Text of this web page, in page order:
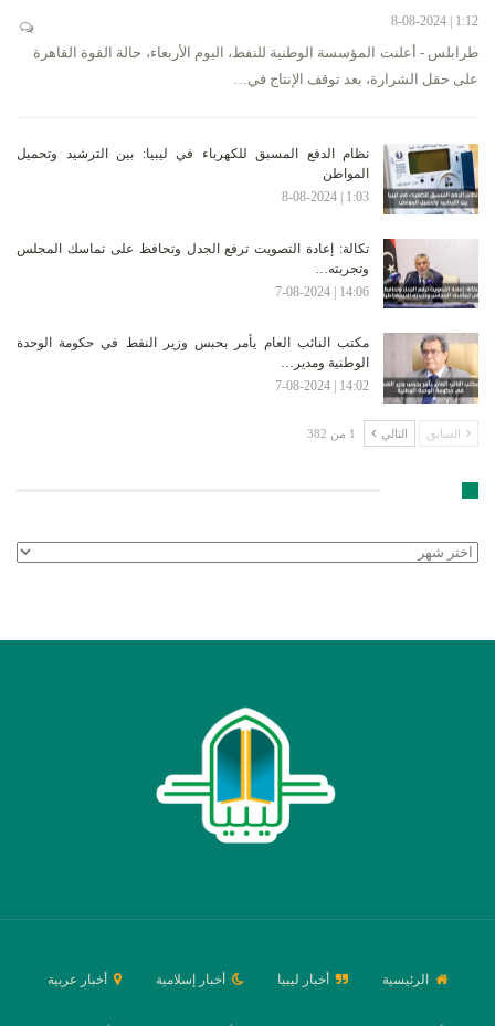
1:12 | 8-08-2024
طرابلس - أعلنت المؤسسة الوطنية للنفط، اليوم الأربعاء، حالة القوة القاهرة
على حقل الشرارة، بعد توقف الإنتاج في…
نظام الدفع المسبق للكهرباء في ليبيا: بين الترشيد وتحميل
المواطن
1:03 | 8-08-2024
تكالة: إعادة التصويت ترفع الجدل وتحافظ على تماسك المجلس
وتجربته…
14:06 | 7-08-2024
مكتب النائب العام يأمر بحبس وزير النفط في حكومة الوحدة
الوطنية ومدير…
14:02 | 7-08-2024
السابق التالي 1 من 382
الأرشيف
الرئيسية أخبار ليبيا أخبار إسلامية أخبار عربية